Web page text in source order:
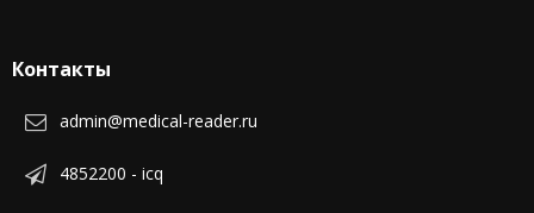
Контакты
admin@medical-reader.ru
4852200 - icq